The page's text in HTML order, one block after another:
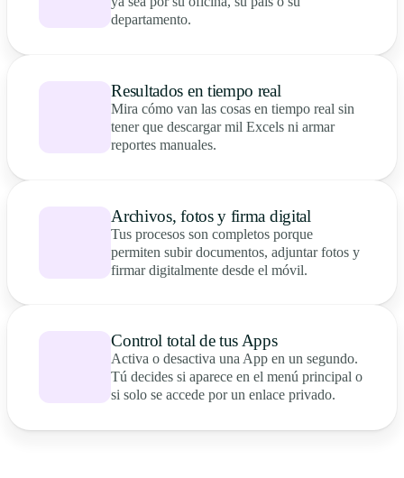
departamento.
Resultados en tiempo real
Mira cómo van las cosas en tiempo real sin
tener que descargar mil Excels ni armar
reportes manuales.
Archivos, fotos y firma digital
Tus procesos son completos porque
permiten subir documentos, adjuntar fotos y
firmar digitalmente desde el móvil.
Control total de tus Apps
Activa o desactiva una App en un segundo.
Tú decides si aparece en el menú principal o
si solo se accede por un enlace privado.